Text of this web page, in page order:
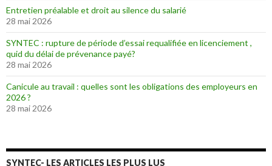
Entretien préalable et droit au silence du salarié
28 mai 2026
SYNTEC : rupture de période d’essai requalifiée en licenciement ,
quid du délai de prévenance payé?
28 mai 2026
Canicule au travail : quelles sont les obligations des employeurs en
2026 ?
28 mai 2026
SYNTEC- LES ARTICLES LES PLUS LUS